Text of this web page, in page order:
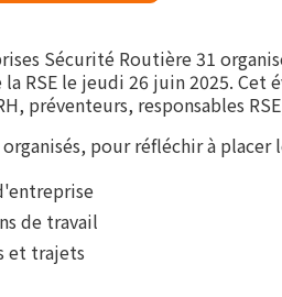
Sécurité Routière 31
RSE le jeudi 26 juin 2025. Cet
préventeurs, responsables
pour réfléchir à
de travail
et trajets